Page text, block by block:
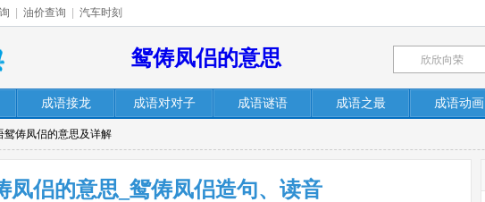
油价查询 汽车时刻
鸳俦凤侣的意思
成语接龙 成语对对子 成语谜语 成语之最 成语动画
鸳俦凤侣的意思及详解
凤侣的意思_鸳俦凤侣造句、读音